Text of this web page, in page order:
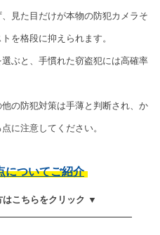
見た目だけが本物の防犯カメラそ
を格段に抑えられます。
ぶと、手慣れた窃盗犯には高確率
の防犯対策は手薄と判断され、か
に注意してください。
についてご紹介
こちらをクリック ▼